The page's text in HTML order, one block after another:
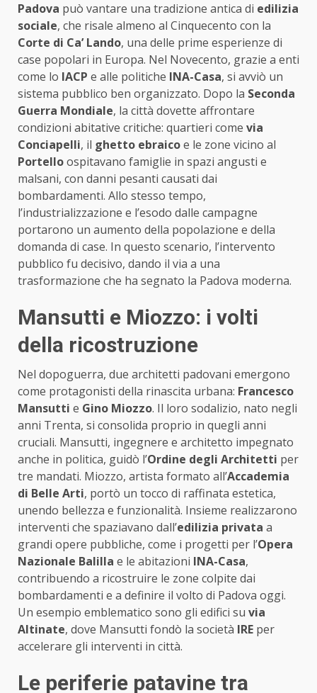
Padova può vantare una tradizione antica di edilizia
sociale, che risale almeno al Cinquecento con la
Corte di Ca’ Lando, una delle prime esperienze di
case popolari in Europa. Nel Novecento, grazie a enti
come lo IACP e alle politiche INA-Casa, si avviò un
sistema pubblico ben organizzato. Dopo la Seconda
Guerra Mondiale, la città dovette affrontare
condizioni abitative critiche: quartieri come via
Conciapelli, il ghetto ebraicoe le zone vicino al
Portelloospitavano famiglie in spazi angusti e
malsani, con danni pesanti causati dai
bombardamenti. Allo stesso tempo,
l’industrializzazione e l’esodo dalle campagne
portarono un aumento della popolazione e della
domanda di case. In questo scenario, l’intervento
pubblico fu decisivo, dando il via a una
trasformazione che ha segnato la Padova moderna.
Mansutti e Miozzo: i volti
della ricostruzione
Nel dopoguerra, due architetti padovani emergono
come protagonisti della rinascita urbana: Francesco
Mansutti e Gino Miozzo. Il loro sodalizio, nato negli
anni Trenta, si consolida proprio in quegli anni
cruciali. Mansutti, ingegnere e architetto impegnato
anche in politica, guidò l’Ordine degli Architetti per
tre mandati. Miozzo, artista formato all’Accademia
di Belle Arti, portò un tocco di raffinata estetica,
unendo bellezza e funzionalità. Insieme realizzarono
interventi che spaziavano dall’edilizia privata a
grandi opere pubbliche, come i progetti per l’Opera
Nazionale Balilla e le abitazioni INA-Casa,
contribuendo a ricostruire le zone colpite dai
bombardamenti e a definire il volto di Padova oggi.
Un esempio emblematico sono gli edifici su via
Altinate, dove Mansutti fondò la società IRE per
accelerare gli interventi in città.
Le periferie patavine tra